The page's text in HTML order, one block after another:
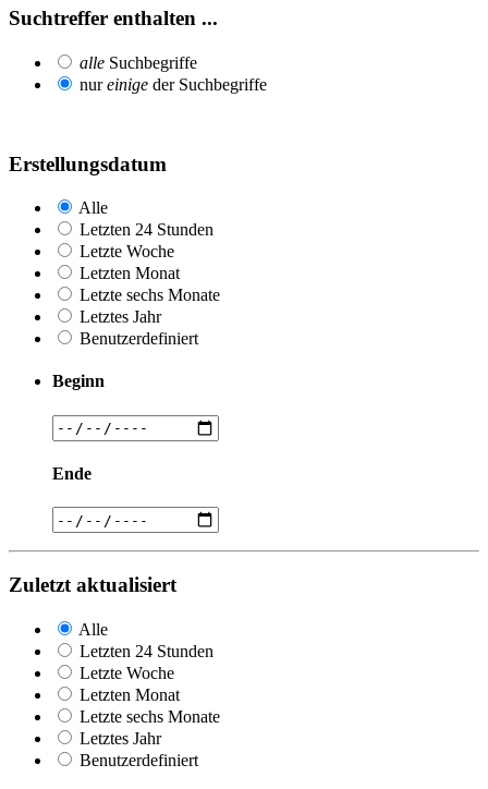
Suchtreffer enthalten ...
alle Suchbegriffe
nureinige der Suchbegriffe
Erstellungsdatum
Alle
Letzten 24 Stunden
Letzte Woche
Letzten Monat
Letzte sechs Monate
Letztes Jahr
Benutzerdefiniert
Beginn
Ende
Zuletzt aktualisiert
Alle
Letzten 24 Stunden
Letzte Woche
Letzten Monat
Letzte sechs Monate
Letztes Jahr
Benutzerdefiniert